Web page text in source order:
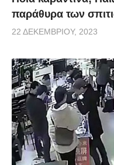
παράθυρα των
22 ΔΕΚΕΜΒΡΊΟΥ, 2023